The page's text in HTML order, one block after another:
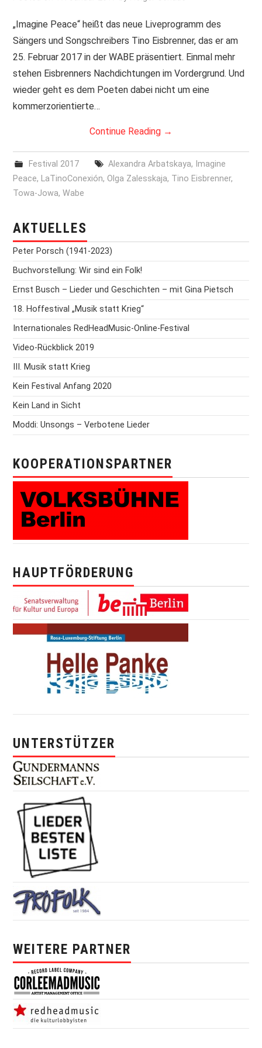
PRINT & CDS
IMPRESSUM
„Imagine Peace“ heißt das neue Liveprogramm des
Sängers und Songschreibers Tino Eisbrenner, das er am
25. Februar 2017 in der WABE präsentiert. Einmal mehr
stehen Eisbrenners Nachdichtungen im Vordergrund. Und
wieder geht es dem Poeten dabei nicht um eine
kommerzorientierte…
Continue Reading →
Festival 2017 Alexandra Arbatskaya, Imagine
Peace, LaTinoConexión,Olga Zalesskaja, Tino Eisbrenner,
Towa-Jowa,Wabe
AKTUELLES
Peter Porsch (1941-2023)
Buchvorstellung: Wir sind ein Folk!
Ernst Busch – Lieder und Geschichten – mit Gina Pietsch
18. Hoffestival „Musik statt Krieg“
Internationales RedHeadMusic-Online-Festival
Video-Rückblick 2019
III. Musik statt Krieg
Kein Festival Anfang 2020
Kein Land in Sicht
Moddi: Unsongs – Verbotene Lieder
KOOPERATIONSPARTNER
HAUPTFÖRDERUNG
UNTERSTÜTZER
WEITERE PARTNER